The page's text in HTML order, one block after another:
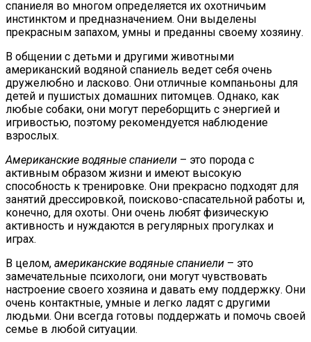
спаниеля во многом определяется их охотничьим
инстинктом и предназначением. Они выделены
прекрасным запахом, умны и преданны своему хозяину.
В общении с детьми и другими животными
американский водяной спаниель ведет себя очень
дружелюбно и ласково. Они отличные компаньоны для
детей и пушистых домашних питомцев. Однако, как
любые собаки, они могут переборщить с энергией и
игривостью, поэтому рекомендуется наблюдение
взрослых.
Американские водяные спаниели – это порода с
активным образом жизни и имеют высокую
способность к тренировке. Они прекрасно подходят для
занятий дрессировкой, поисково-спасательной работы и,
конечно, для охоты. Они очень любят физическую
активность и нуждаются в регулярных прогулках и
играх.
В целом, американские водяные спаниели – это
замечательные психологи, они могут чувствовать
настроение своего хозяина и давать ему поддержку. Они
очень контактные, умные и легко ладят с другими
людьми. Они всегда готовы поддержать и помочь своей
семье в любой ситуации.